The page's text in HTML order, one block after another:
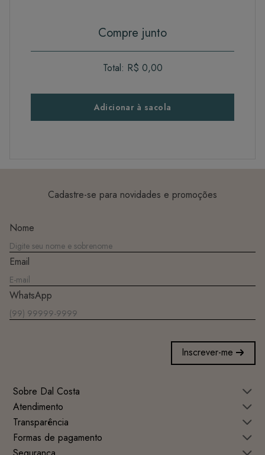
Compre junto
Total: R$ 0,00
Adicionar à sacola
Cadastre-se para novidades e promoções
Nome
Email
WhatsApp
Inscrever-me
Sobre Dal Costa
Atendimento
Transparência
Formas de pagamento